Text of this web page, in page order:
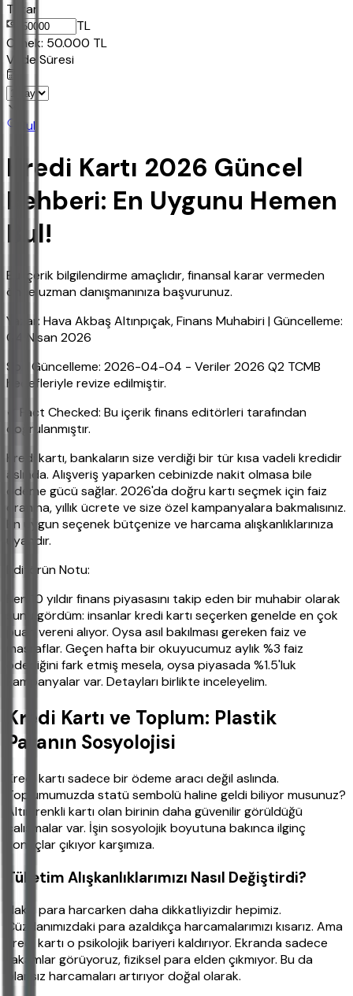
Tutar
TL
Ornek: 50.000 TL
Vade Süresi
Bul
Kredi Kartı 2026 Güncel
Rehberi: En Uygunu Hemen
Bul!
Bu içerik bilgilendirme amaçlıdır, finansal karar vermeden
önce uzman danışmanınıza başvurunuz.
Yazar: Hava Akbaş Altınpıçak, Finans Muhabiri | Güncelleme:
04 Nisan 2026
Son Güncelleme: 2026-04-04 - Veriler 2026 Q2 TCMB
hedefleriyle revize edilmiştir.
✔ Fact Checked: Bu içerik finans editörleri tarafından
doğrulanmıştır.
Kredi kartı, bankaların size verdiği bir tür kısa vadeli kredidir
aslında. Alışveriş yaparken cebinizde nakit olmasa bile
ödeme gücü sağlar. 2026'da doğru kartı seçmek için faiz
oranına, yıllık ücrete ve size özel kampanyalara bakmalısınız.
En uygun seçenek bütçenize ve harcama alışkanlıklarınıza
uyandır.
Editörün Notu:
Ben 10 yıldır finans piyasasını takip eden bir muhabir olarak
şunu gördüm: insanlar kredi kartı seçerken genelde en çok
puan vereni alıyor. Oysa asıl bakılması gereken faiz ve
masraflar. Geçen hafta bir okuyucumuz aylık %3 faiz
ödediğini fark etmiş mesela, oysa piyasada %1.5'luk
kampanyalar var. Detayları birlikte inceleyelim.
Kredi Kartı ve Toplum: Plastik
Paranın Sosyolojisi
Kredi kartı sadece bir ödeme aracı değil aslında.
Toplumumuzda statü sembolü haline geldi biliyor musunuz?
Altın renkli kartı olan birinin daha güvenilir görüldüğü
çalışmalar var. İşin sosyolojik boyutuna bakınca ilginç
sonuçlar çıkıyor karşımıza.
Tüketim Alışkanlıklarımızı Nasıl Değiştirdi?
Nakit para harcarken daha dikkatliyizdir hepimiz.
Cüzdanımızdaki para azaldıkça harcamalarımızı kısarız. Ama
kredi kartı o psikolojik bariyeri kaldırıyor. Ekranda sadece
rakamlar görüyoruz, fiziksel para elden çıkmıyor. Bu da
plansız harcamaları artırıyor doğal olarak.